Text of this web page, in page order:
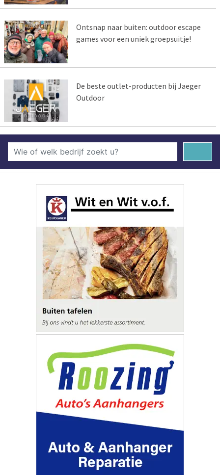
Ontsnap naar buiten: outdoor escape
games voor een uniek groepsuitje!
De beste outlet-producten bij Jaeger
Outdoor